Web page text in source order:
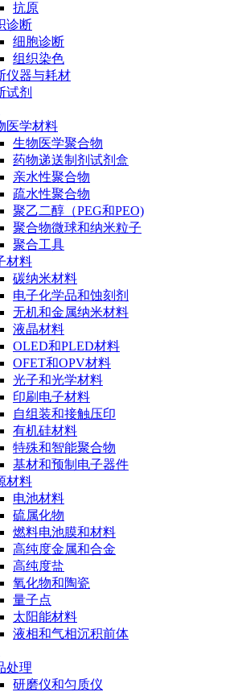
抗原
诊断
细胞诊断
组织染色
仪器与耗材
试剂
医学材料
生物医学聚合物
药物递送制剂试剂盒
亲水性聚合物
疏水性聚合物
聚乙二醇（PEG和PEO)
聚合物微球和纳米粒子
聚合工具
材料
碳纳米材料
电子化学品和蚀刻剂
无机和金属纳米材料
液晶材料
OLED和PLED材料
OFET和OPV材料
光子和光学材料
印刷电子材料
自组装和接触压印
有机硅材料
特殊和智能聚合物
基材和预制电子器件
材料
电池材料
硫属化物
燃料电池膜和材料
高纯度金属和合金
高纯度盐
氧化物和陶瓷
量子点
太阳能材料
液相和气相沉积前体
处理
研磨仪和匀质仪